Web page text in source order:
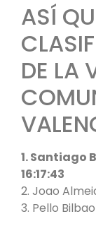
ASÍ
DE LA
1. Santiago
16:17:43
2. Joao
3. Pello